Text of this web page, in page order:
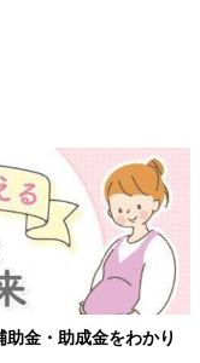
金・助成金をわかり